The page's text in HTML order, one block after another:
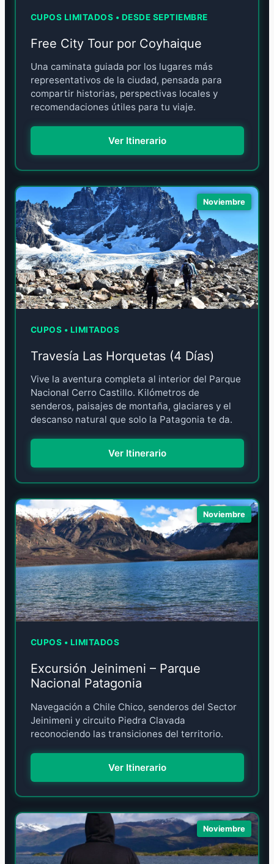
CUPOS LIMITADOS • DESDE SEPTIEMBRE
Free City Tour por Coyhaique
Una caminata guiada por los lugares más
representativos de la ciudad, pensada para
compartir historias, perspectivas locales y
recomendaciones útiles para tu viaje.
Ver Itinerario
Noviembre
CUPOS • LIMITADOS
Travesía Las Horquetas (4 Días)
Vive la aventura completa al interior del Parque
Nacional Cerro Castillo. Kilómetros de
senderos, paisajes de montaña, glaciares y el
descanso natural que solo la Patagonia te da.
Ver Itinerario
Noviembre
CUPOS • LIMITADOS
Excursión Jeinimeni – Parque
Nacional Patagonia
Navegación a Chile Chico, senderos del Sector
Jeinimeni y circuito Piedra Clavada
reconociendo las transiciones del territorio.
Ver Itinerario
Noviembre